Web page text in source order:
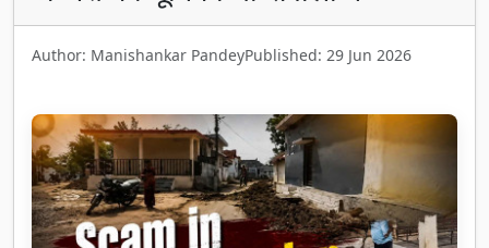
Author: Manishankar PandeyPublished: 29 Jun 2026